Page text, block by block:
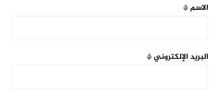
الاسم*
البريد الإلكتروني*